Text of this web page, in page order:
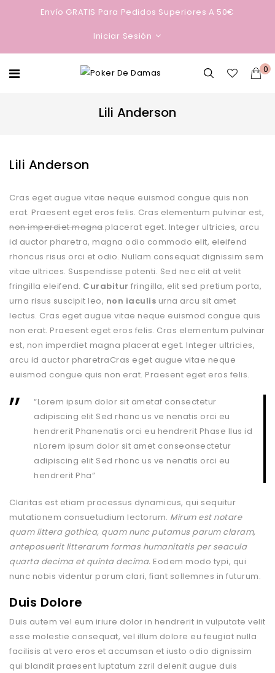
Envío GRATIS Para Pedidos Superiores A 50€
Iniciar Sesión
0
Lili Anderson
Lili Anderson
Cras eget augue vitae neque euismod congue quis non
erat. Praesent eget eros felis. Cras elementum pulvinar est,
non imperdiet magnaplacerat eget. Integer ultricies, arcu
id auctor pharetra, magna odio commodo elit, eleifend
rhoncus risus orci et odio. Nullam consequat dignissim sem
vitae ultrices. Suspendisse potenti. Sed nec elit at velit
fringilla eleifend. Curabitur fringilla, elit sed pretium porta,
urna risus suscipit leo, non iaculis urna arcu sit amet
lectus. Cras eget augue vitae neque euismod congue quis
non erat. Praesent eget eros felis. Cras elementum pulvinar
est, non imperdiet magna placerat eget. Integer ultricies,
arcu id auctor pharetraCras eget augue vitae neque
euismod congue quis non erat. Praesent eget eros felis.
“Lorem ipsum dolor sit ametaf consectetur
adipiscing elit Sed rhonc us ve nenatis orci eu
hendrerit Phanenatis orci eu hendrerit Phase llus id
nLorem ipsum dolor sit amet conseonsectetur
adipiscing elit Sed rhonc us ve nenatis orci eu
hendrerit Pha”
Claritas est etiam processus dynamicus, qui sequitur
mutationem consuetudium lectorum. Mirum est notare
quam littera gothica, quam nunc putamus parum claram,
anteposuerit litterarum formas humanitatis per seacula
quarta decima et quinta decima. Eodem modo typi, qui
nunc nobis videntur parum clari, fiant sollemnes in futurum.
Duis Dolore
Duis autem vel eum iriure dolor in hendrerit in vulputate velit
esse molestie consequat, vel illum dolore eu feugiat nulla
facilisis at vero eros et accumsan et iusto odio dignissim
qui blandit praesent luptatum zzril delenit augue duis